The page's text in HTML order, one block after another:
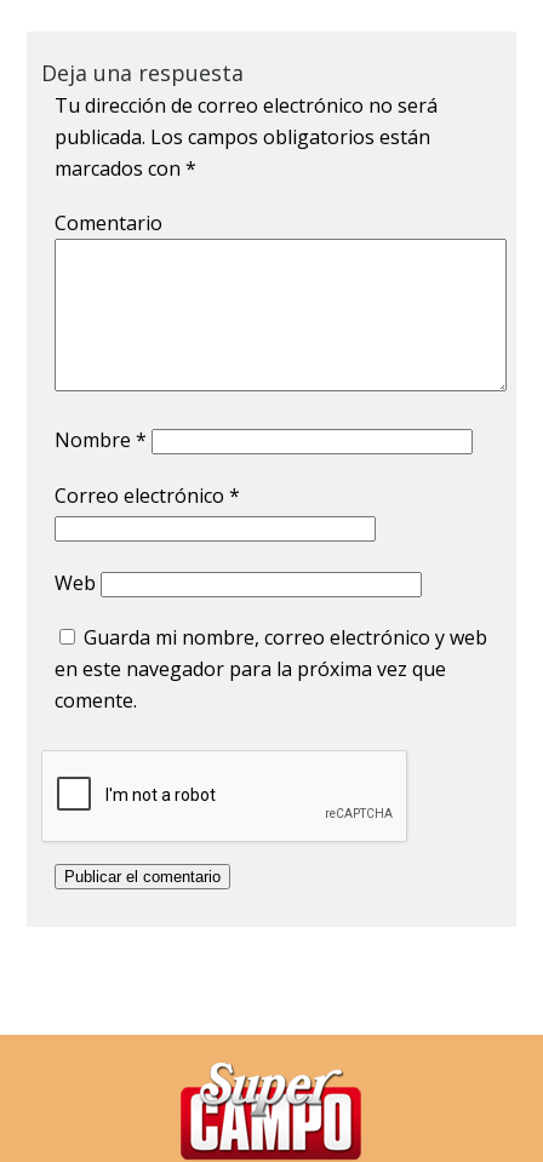
Deja una respuesta
Tu dirección de correo electrónico no será
publicada. Los campos obligatorios están
marcados con*
Comentario
Nombre*
Correo electrónico*
Web
Guarda mi nombre, correo electrónico y web
en este navegador para la próxima vez que
comente.